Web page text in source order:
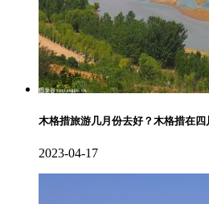
木格措旅游几月份去好？木格措在四
2023-04-17